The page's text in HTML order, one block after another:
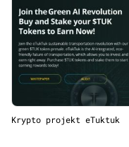
Krypto projekt eTuktuk